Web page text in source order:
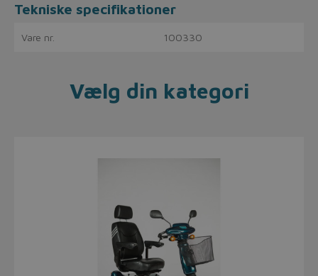
Tekniske specifikationer
Vare nr. 100330
Vælg din kategori